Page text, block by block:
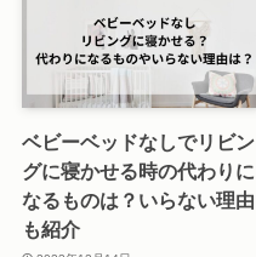
ベビーベッドなしでリビン
グに寝かせる時の代わりに
なるものは？いらない理由
も紹介